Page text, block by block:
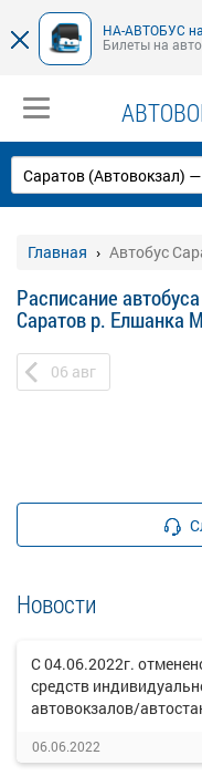
НА-АВТОБУС на
Билеты на
Главная Автобус
Расписание
Саратов р. Елшанка
06 авг
Новости
С 04.06.2022г.
средств
автовокзалов/
06.06.2022